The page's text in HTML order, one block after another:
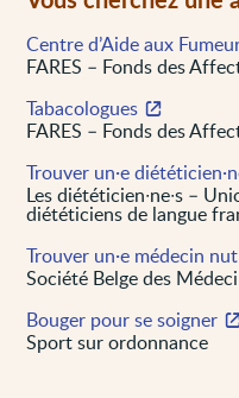
Centre d’Aide aux
FARES – Fonds des
Tabacologues
FARES – Fonds des
Trouver un·e
Les diététicien∙ne∙s –
diététiciens de langue
Trouver un·e médecin
Société Belge des
Bouger pour se soigner
Sport sur ordonnance